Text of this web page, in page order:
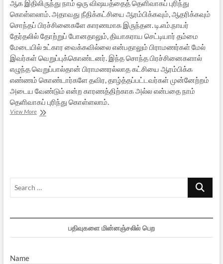
ஆக இதிலிருந்து நாம் ஒரு விஷயத்தைத் தெளிவாகப் புரிந்து
கொள்ளலாம். அதாவது நீதிக்கட்சியை ஆரம்பிக்கவும், ஆதரிக்கவும்
சொந்தப் பிரச்சினைகளே காரணமாக இருந்தன. டி.எம்.நாயர்
தேர்தலில் தோற்றுப் போனதாலும், தியாகராய செட்டியார் தம்மை
மேடையில் உட்கார வைக்கவில்லை என்பதாலும் பிராமணர்கள் மேல்
இவர்கள் வெறுப்புக்கொண்டனர். இந்த சொந்த பிரச்சினைகளால்
எழுந்த வெறுப்பால்தான் பிராமணரல்லாத கட்சியை ஆரம்பிக்க
எண்ணம் கொண்டார்களே தவிர, தாழ்த்தப்பட்டவர்கள் முன்னேற்றம்
அடைய வேண்டும் என்ற காரணத்திற்காக அல்ல என்பதை நாம்
தெளிவாகப் புரிந்து கொள்ளலாம்.
View Moreநீதிக்கட்சியின்
Search
பதிவுகளை மின்னஞ்சலில் பெற
Name